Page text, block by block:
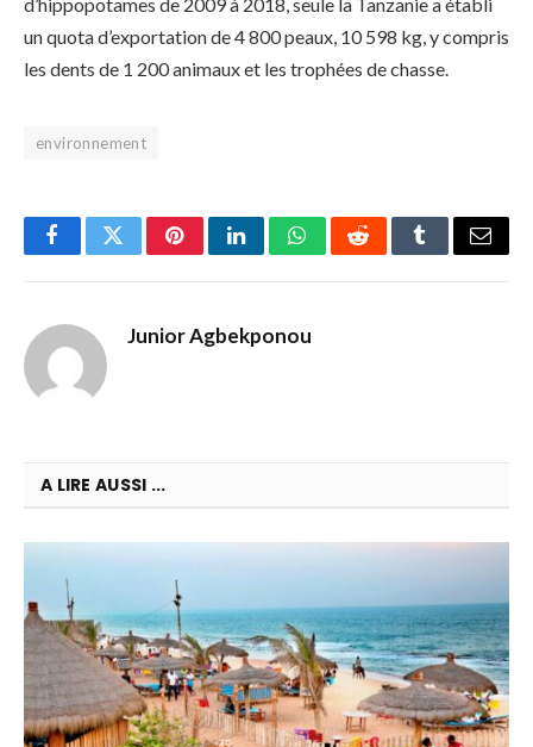
un quota d’exportation de 4 800 peaux, 10 598 kg, y compris
les dents de 1 200 animaux et les trophées de chasse.
environnement
FacebookTwitterPinterestLinkedInWhatsAppRedditTumblrEmail
Junior Agbekponou
A LIRE AUSSI ...